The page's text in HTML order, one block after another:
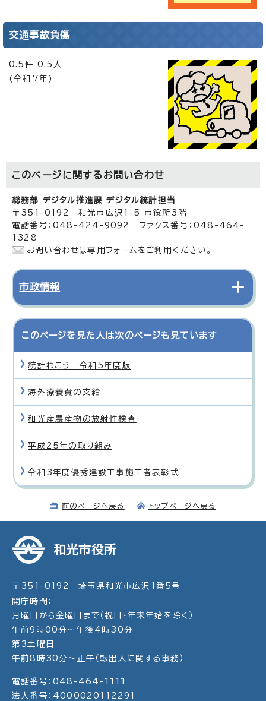
交通事故負傷
0.5件 0.5人
(令和7年)
このページに関する お問い合わせ
総務部 デジタル推進課 デジタル統計担当
〒351-0192 和光市広沢1-5 市役所3階
電話番号：048-424-9092 ファクス番号：048-464-
1328
お問い合わせは専用フォームをご利用ください。
市政情報
このページを見た人は次のページも見ています
統計わこう 令和5年度版
海外療養費の支給
和光産農産物の放射性検査
平成25年の取り組み
令和3年度優秀建設工事施工者表彰式
前のページへ戻る トップページへ戻る
和光市役所
〒351-0192 埼玉県和光市広沢1番5号
開庁時間：
月曜日から金曜日まで（祝日・年末年始を除く）
午前9時00分～午後4時30分
第3土曜日
午前8時30分～正午（転出入に関する事務）
電話番号：048-464-1111
法人番号：4000020112291